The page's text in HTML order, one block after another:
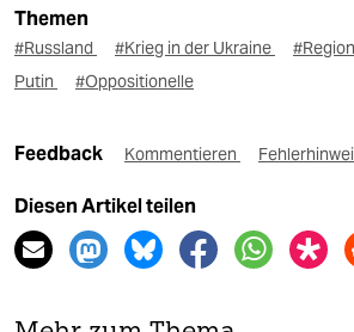
Themen
#Russland #Krieg in der Ukraine
Putin
#Oppositionelle
Feedback Kommentieren
Diesen Artikel teilen